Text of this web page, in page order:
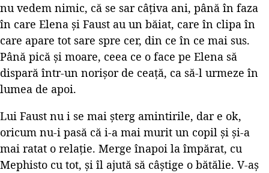
nu vedem nimic, că se sar câțiva ani, până în faza
în care Elena și Faust au un băiat, care în clipa în
care apare tot sare spre cer, din ce în ce mai sus.
Până pică și moare, ceea ce o face pe Elena să
dispară într-un norișor de ceață, ca să-l urmeze în
lumea de apoi.
Lui Faust nu i se mai șterg amintirile, dar e ok,
oricum nu-i pasă că i-a mai murit un copil și și-a
mai ratat o relație. Merge înapoi la împărat, cu
Mephisto cu tot, și îl ajută să câștige o bătălie. V-aș